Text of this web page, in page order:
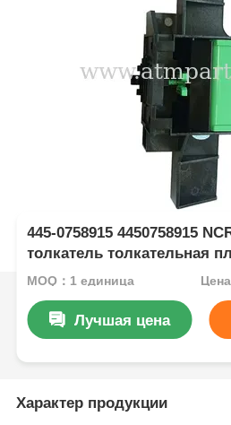
445-0758915 4450758915
толкатель толкательная
запасные части
MOQ：1 единица
Лучшая цена
Характер продукции